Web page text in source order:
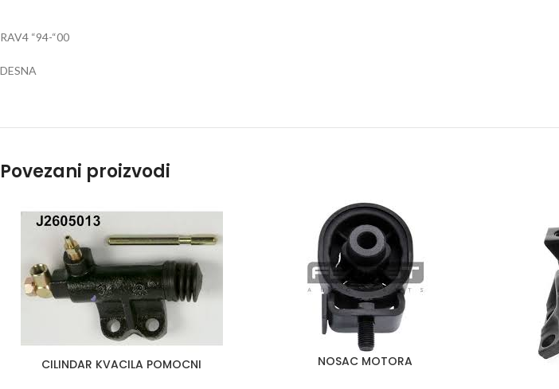
RAV4 “94-“00
DESNA
Povezani proizvodi
DODAJ U KORPU
CILINDAR KVACILA POMOCNI DODAJ U KORPUNOSAC MOTORA